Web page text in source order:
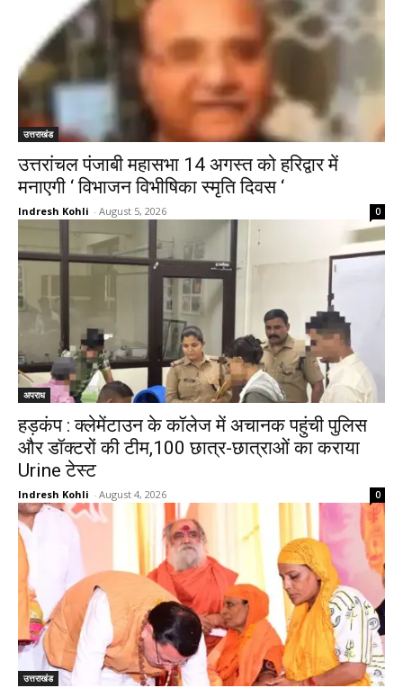
उत्तराखंड
उत्तरांचल पंजाबी महासभा 14 अगस्त को हरिद्वार में
मनाएगी ‘ विभाजन विभीषिका स्मृति दिवस ‘
Indresh Kohli - August 5, 2026 0
अपराध
हड़कंप : क्लेमेंटाउन के कॉलेज में अचानक पहुंची पुलिस
और डॉक्टरों की टीम,100 छात्र-छात्राओं का कराया
Urine टेस्ट
Indresh Kohli - August 4, 2026 0
उत्तराखंड